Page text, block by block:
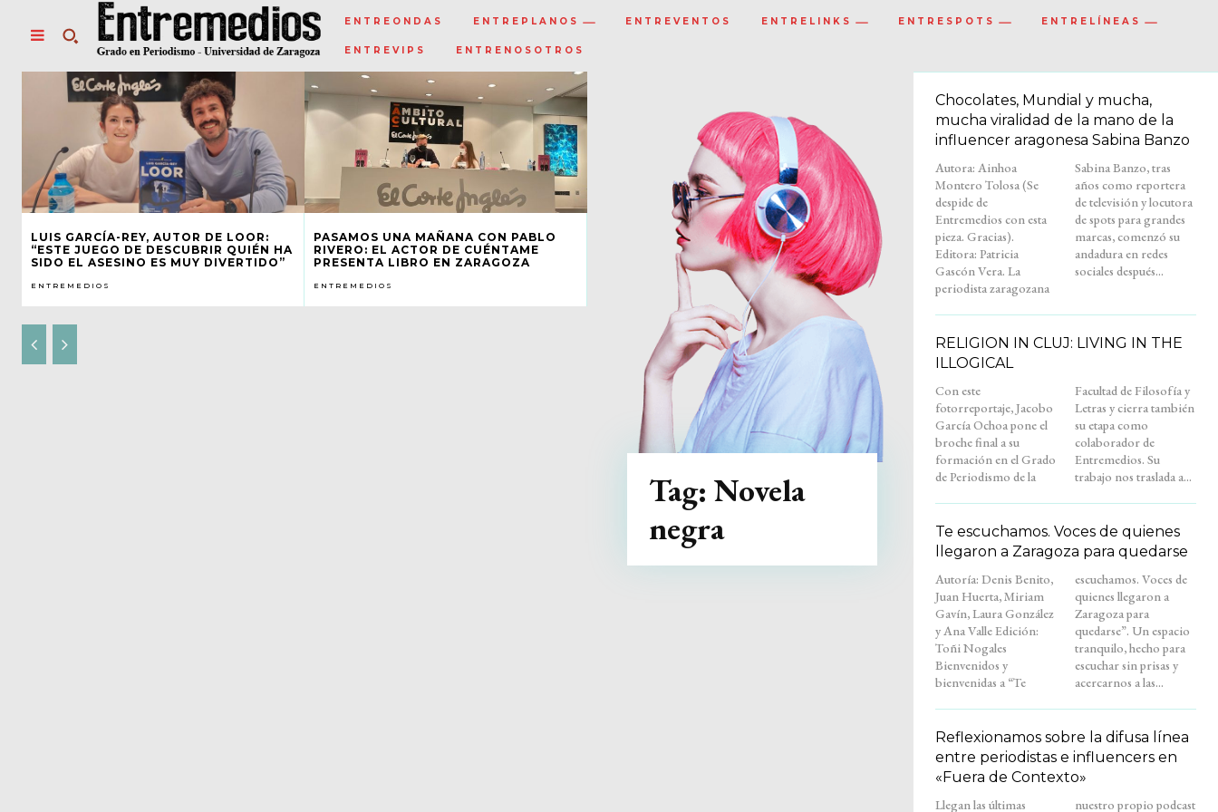
ENTREONDAS ENTREPLANOS ENTREVENTOS ENTRELINKS ENTRESPOTS ENTRELÍNEAS
ENTREVIPS ENTRENOSOTROS
LUIS GARCÍA-REY, AUTOR DE LOOR:
“ESTE JUEGO DE DESCUBRIR QUIÉN HA
SIDO EL ASESINO ES MUY DIVERTIDO”
ENTREMEDIOS
PASAMOS UNA MAÑANA CON PABLO
RIVERO: EL ACTOR DE CUÉNTAME
PRESENTA LIBRO EN ZARAGOZA
ENTREMEDIOS
Tag: Novela
negra
Chocolates, Mundial y mucha,
mucha viralidad de la mano de la
influencer aragonesa Sabina Banzo
Autora: Ainhoa
Montero Tolosa (Se
despide de
Entremedios con esta
pieza. Gracias).
Editora: Patricia
Gascón Vera. La
periodista zaragozana
Sabina Banzo, tras
años como reportera
de televisión y locutora
de spots para grandes
marcas, comenzó su
andadura en redes
sociales después...
RELIGION IN CLUJ: LIVING IN THE
ILLOGICAL
Con este
fotorreportaje, Jacobo
García Ochoa pone el
broche final a su
formación en el Grado
de Periodismo de la
Facultad de Filosofía y
Letras y cierra también
su etapa como
colaborador de
Entremedios. Su
trabajo nos traslada a...
Te escuchamos. Voces de quienes
llegaron a Zaragoza para quedarse
Autoría: Denis Benito,
Juan Huerta, Miriam
Gavín, Laura González
y Ana Valle Edición:
Toñi Nogales
Bienvenidos y
bienvenidas a “Te
escuchamos. Voces de
quienes llegaron a
Zaragoza para
quedarse”. Un espacio
tranquilo, hecho para
escuchar sin prisas y
acercarnos a las...
Reflexionamos sobre la difusa línea
entre periodistas e influencers en
«Fuera de Contexto»
Llegan las últimas
nuestro propio podcast